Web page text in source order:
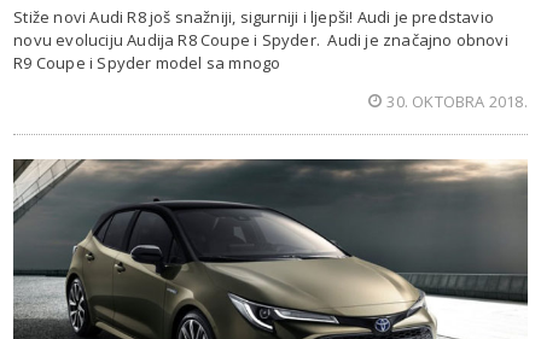
Stiže novi Audi R8 još snažniji, sigurniji i ljepši! Audi je predstavio
novu evoluciju Audija R8 Coupe i Spyder. Audi je značajno obnovi
R9 Coupe i Spyder model sa mnogo
30. OKTOBRA 2018.